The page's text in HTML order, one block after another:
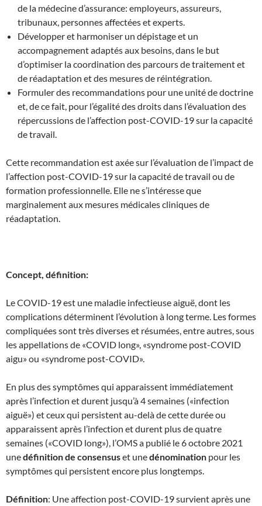
de la médecine d’assurance: employeurs, assureurs,
tribunaux, personnes affectées et experts.
Développer et harmoniser un dépistage et un
accompagnement adaptés aux besoins, dans le but
d’optimiser la coordination des parcours de traitement et
de réadaptation et des mesures de réintégration.
Formuler des recommandations pour une unité de doctrine
et, de ce fait, pour l’égalité des droits dans l’évaluation des
répercussions de l’affection post-COVID-19 sur la capacité
de travail.
Cette recommandation est axée sur l’évaluation de l’impact de
l’affection post-COVID-19 sur la capacité de travail ou de
formation professionnelle. Elle ne s’intéresse que
marginalement aux mesures médicales cliniques de
réadaptation.
Concept, définition:
Le COVID-19 est une maladie infectieuse aiguë, dont les
complications déterminent l’évolution à long terme. Les formes
compliquées sont très diverses et résumées, entre autres, sous
les appellations de «COVID long», «syndrome post-COVID
aigu» ou «syndrome post-COVID».
En plus des symptômes qui apparaissent immédiatement
après l’infection et durent jusqu’à 4 semaines («infection
aiguë») et ceux qui persistent au-delà de cette durée ou
apparaissent après l’infection et durent plus de quatre
semaines («COVID long»), l’OMS a publié le 6 octobre 2021
unedéfinition de consensuset unedénomination pour les
symptômes qui persistent encore plus longtemps.
Définition: Une affection post-COVID-19 survient après une